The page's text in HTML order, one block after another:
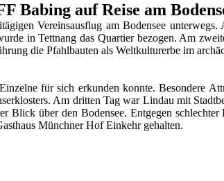
Babing auf Reise am
Vereinsausflug am Bodensee
in Tettnang das Quartier bezogen. Am
die Pfahlbauten als Weltkulturerbe im
für sich erkunden konnte. Besondere
Am dritten Tag war Lindau mit
Blick über den Bodensee. Entgegen
Münchner Hof Einkehr gehalten.